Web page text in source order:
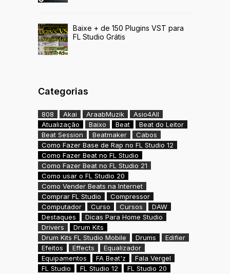
Baixe + de 150 Plugins VST para
FL Studio Grátis
Categorias
808 Akai AraabMuzik
Asio4All
Atualização
Baixo Beat
Beat do Leitor
Beat Session
Beatmaker
Cabos
Como Fazer Base de Rap no FL Studio 12
Como Fazer Beat no FL Studio
Como Fazer Beat no FL Studio 21
Como usar o FL Studio 20
Como Vender Beats na Internet
Comprar FL Studio
Compressor
Computador
Curso Cursos
DAW
Destaques
Dicas Para Home Studio
Drivers
Drum Kits
Drum Kits FL Studio Mobile
Drums
Edifier
Efeitos
Effects
Equalizador
Equipamentos
FA Beat'z
Fala Vergel
FL Studio
FL Studio 12
FL Studio 20